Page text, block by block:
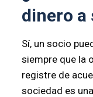
dinero a
Sí, un socio
siempre que la
registre de
sociedad es